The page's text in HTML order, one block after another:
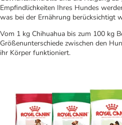
Empfindlichkeiten Ihres Hundes
was bei der Ernährung berücksichtigt
Vom 1 kg Chihuahua bis zum 100 kg
Größenunterschiede zwischen den
ihr Körper funktioniert.